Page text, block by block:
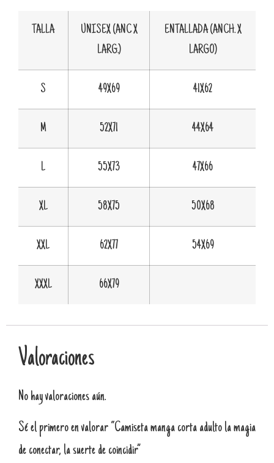
TALLA
UNISEX (ANC X
LARG.)
ENTALLADA (ANCH. X
LARGO)
S 49X69 41X62
M 52X71 44X64
L 55X73 47X66
XL 58X75 50X68
XXL 62X77 54X69
XXXL 66X79
Valoraciones
No hay valoraciones aún.
Sé el primero en valorar “Camiseta manga corta adulto la magia
de conectar, la suerte de coincidir”